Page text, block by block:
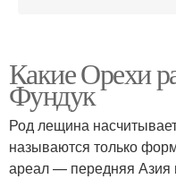
Кедровые орехи
Какие Орехи
Фундук
Род лещина
называются только
ареал — передняя Азия